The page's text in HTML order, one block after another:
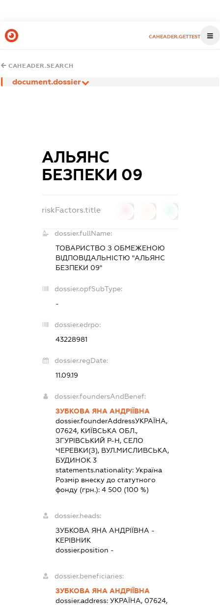
CAHEADER.GETTEST
CAHEADER.SEARCH
document.dossier
АЛЬЯНС
БЕЗПЕКИ 09
riskFactors.title
dossier.fullName:
ТОВАРИСТВО З ОБМЕЖЕНОЮ
ВІДПОВІДАЛЬНІСТЮ "АЛЬЯНС
БЕЗПЕКИ 09"
dossier.opfSubType:
-
dossier.edrpo:
43228981
dossier.regDate:
11.09.19
dossier.foundersAndBenef:
ЗУБКОВА ЯНА АНДРІЇВНА
dossier.founderAddressУКРАЇНА,
07624, КИЇВСЬКА ОБЛ.,
ЗГУРІВСЬКИЙ Р-Н, СЕЛО
ЧЕРЕВКИ(З), ВУЛ.МИСЛИВСЬКА,
БУДИНОК 3
statements.nationality:Україна
Розмір внеску до статутного
фонду (грн.):4 500 (100 %)
dossier.heads:
ЗУБКОВА ЯНА АНДРІЇВНА -
КЕРІВНИК
dossier.position -
dossier.beneficiaries:
ЗУБКОВА ЯНА АНДРІЇВНА
dossier.address:УКРАЇНА, 07624,